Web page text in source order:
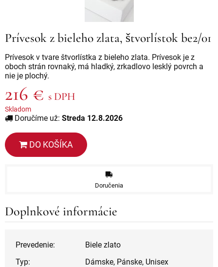
Prívesok z bieleho zlata, štvorlístok be2/01
Prívesok v tvare štvorlístka z bieleho zlata. Prívesok je z
oboch strán rovnaký, má hladký, zrkadlovo lesklý povrch a
nie je plochý.
216 € s DPH
Skladom
Doručíme už: Streda 12.8.2026
DO KOŠÍKA
Doručenia
Doplnkové informácie
Prevedenie:
Biele zlato
Typ:
Dámske, Pánske, Unisex